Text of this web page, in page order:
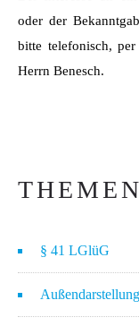
oder der
bitte telefonisch,
Herrn Benesch.
THEMEN
§ 41 LGlüG
Außendarstellung